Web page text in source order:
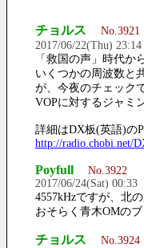
チョルス
No.3921
2017/06/22(Thu) 23:14
「救国の声」時代
いくつかの周波数と
が、今夜のチェック
VOPに対するジャミ
詳細はDX板(英語)の
http://radio.chobi.net/
Poyfull
No.3922
2017/06/24(Sat) 00:33
4557kHzですが、北
おそらく青木OMの
チョルス
No.3924